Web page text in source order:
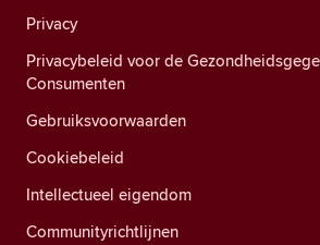
Privacy
Privacybeleid voor de
Consumenten
Gebruiksvoorwaarden
Cookiebeleid
Intellectueel eigendom
Communityrichtlijnen